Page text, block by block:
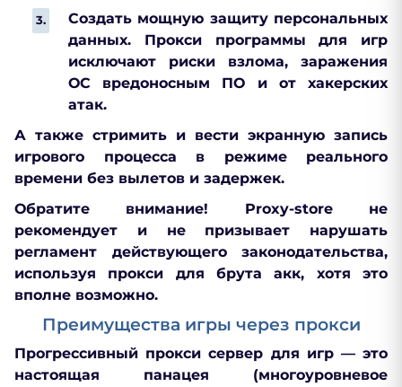
Создать мощную защиту персональных
данных. Прокси программы для игр
исключают риски взлома, заражения
ОС вредоносным ПО и от хакерских
атак.
А также стримить и вести экранную запись
игрового процесса в режиме реального
времени без вылетов и задержек.
Обратите внимание! Proxy-store не
рекомендует и не призывает нарушать
регламент действующего законодательства,
используя прокси для брута акк, хотя это
вполне возможно.
Преимущества игры через прокси
Прогрессивный прокси сервер для игр — это
настоящая панацея (многоуровневое